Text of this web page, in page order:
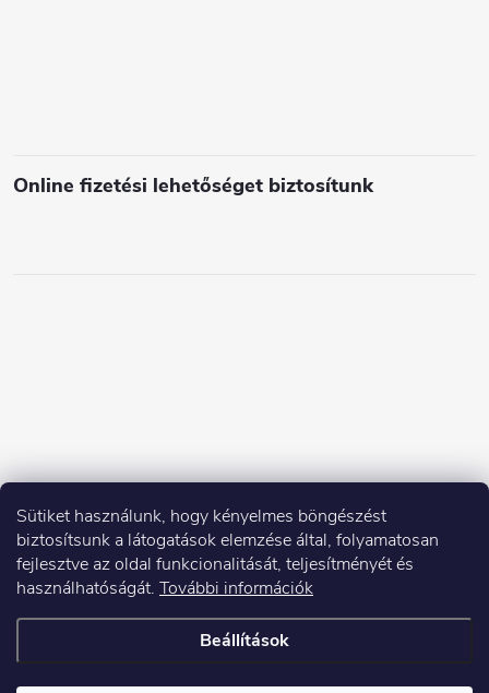
Sütiket használunk, hogy kényelmes böngészést
biztosítsunk a látogatások elemzése által, folyamatosan
fejlesztve az oldal funkcionalitását, teljesítményét és
használhatóságát. További információk
Beállítások
Online fizetési lehetőséget biztosítunk
Copyright 2026Elektroshock.hu. Minden jog fenntartva.